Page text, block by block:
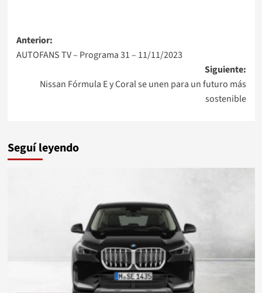
Navegación
de
entradas
Anterior:
AUTOFANS TV – Programa 31 – 11/11/2023
Siguiente:
Nissan Fórmula E y Coral se unen para un futuro más
sostenible
Seguí leyendo